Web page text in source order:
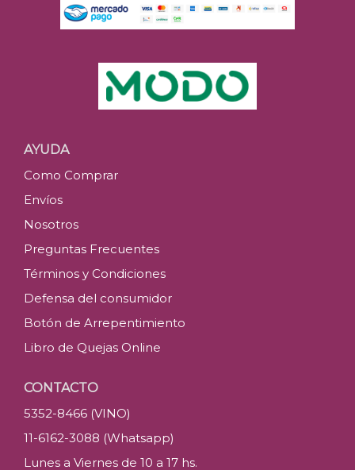
AYUDA
Como Comprar
Envíos
Nosotros
Preguntas Frecuentes
Términos y Condiciones
Defensa del consumidor
Botón de Arrepentimiento
Libro de Quejas Online
CONTACTO
5352-8466 (VINO)
11-6162-3088 (Whatsapp)
Lunes a Viernes de 10 a 17 hs.